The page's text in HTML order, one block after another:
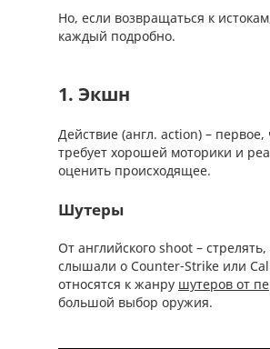
Но, если возвращаться к
каждый подробно.
1. Экшн
Действие (англ. action) –
требует хорошей моторики и
оценить происходящее.
Шутеры
От английского shoot –
слышали о Counter-Strike или
относятся к жанру шутеров от
большой выбор оружия.